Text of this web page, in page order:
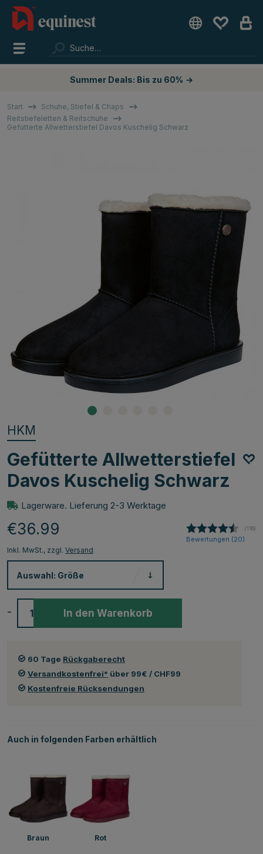
Summer Deals: Bis zu 60% →
Start
Schuhe, Stiefel & Chaps
Reitstiefeletten & Reitschuhe
Gefütterte Allwetterstiefel Davos Kuschelig Schwarz
HKM
Gefütterte Allwetterstiefel
Davos Kuschelig Schwarz
Lagerware. Lieferung 2-3 Werktage
€36.99 (116)
Bewertungen (20)
Inkl. MwSt., zzgl. Versand
Auswahl: Größe
- In den Warenkorb
60 Tage Rückgaberecht
Versandkostenfrei* über 99€ / CHF99
Kostenfreie Rücksendungen
Auch in folgenden Farben erhältlich
Braun Rot